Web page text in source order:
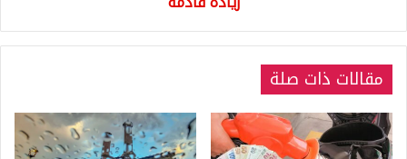
مقالات ذات صلة